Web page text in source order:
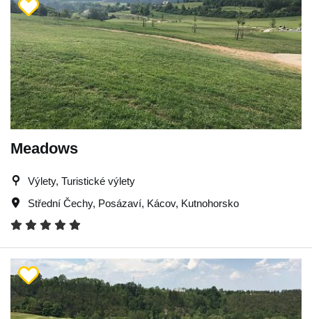
Meadows
Výlety, Turistické výlety
Střední Čechy, Posázaví, Kácov, Kutnohorsko